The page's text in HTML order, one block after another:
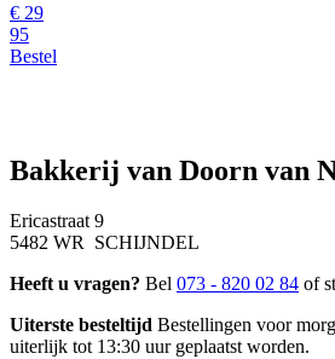
€ 29
95
Bestel
Bakkerij van Doorn van
Ericastraat 9
5482 WR SCHIJNDEL
Heeft u vragen? Bel 073 - 820 02 84 of
Uiterste besteltijd Bestellingen voor
uiterlijk tot 13:30 uur geplaatst worden.